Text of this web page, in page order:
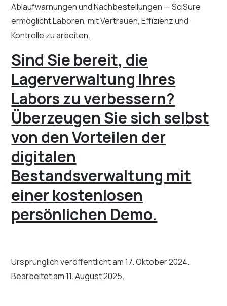
Ablaufwarnungen und Nachbestellungen — SciSure
ermöglicht Laboren, mit Vertrauen, Effizienz und
Kontrolle zu arbeiten.
Sind Sie bereit, die
Lagerverwaltung Ihres
Labors zu verbessern?
Überzeugen Sie sich selbst
von den Vorteilen der
digitalen
Bestandsverwaltung mit
einer kostenlosen
persönlichen Demo.
Ursprünglich veröffentlicht am 17. Oktober 2024.
Bearbeitet am 11. August 2025.